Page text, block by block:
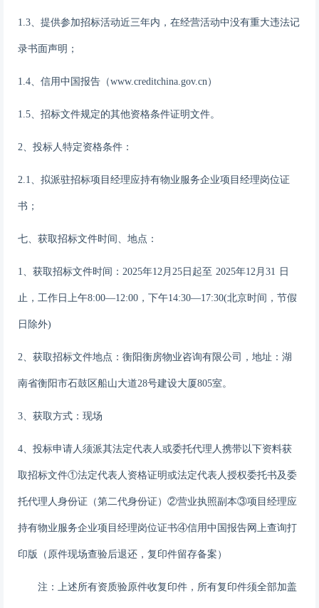
1.3、提供参加招标活动近三年内，在经营活动中没有重大违法记
录书面声明；
1.4、信用中国报告（www.creditchina.gov.cn）
1.5、招标文件规定的其他资格条件证明文件。
2、投标人特定资格条件：
2.1、 拟派驻招标项目经理应持有物业服务企业项目经理岗位证
书；
七、获取招标文件时间、地点：
1、获取招标文件时间： 2025年12月 25 日起至 2025年12月 31 日
止，工作日上午8:00—12:00，下午14:30—17:30(北京时间，节假
日除外)
2、获取招标文件地点： 衡阳衡房物业咨询有限公司， 地址：湖
南省衡阳市石鼓区船山大道28号建设大厦805室。
3、获取方式：现场
4、投标申请人须派其法定代表人或委托代理人携带以下资料获
取招标文件①法定代表人资格证明或法定代表人授权委托书及委
托代理人身份证（第二代身份证）②营业执照副本③项目经理应
持有物业服务企业项目经理岗位证书④信用中国报告网上查询打
印版 （原件现场查验后退还，复印件留存备案）
注：上述所有资质验原件收复印件，所有复印件须全部加盖